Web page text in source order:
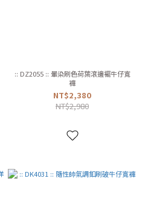
:: DZ2055 :: 暈染刷色荷葉滾邊襬牛仔寬
褲
NT$2,380
NT$2,980